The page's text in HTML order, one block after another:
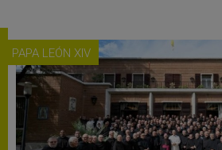
PAPA LEÓN XIV